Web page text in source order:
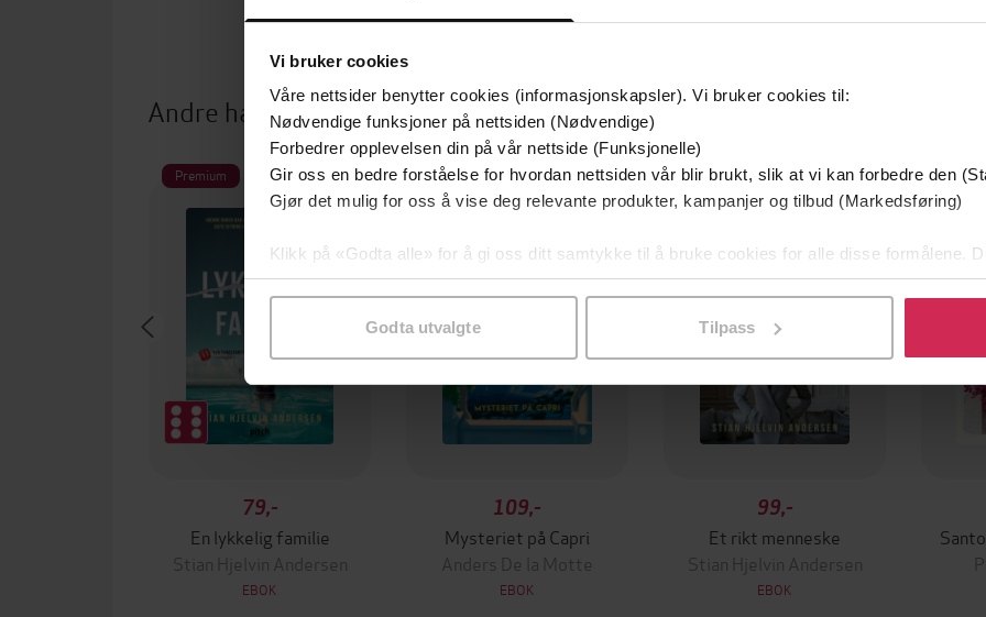
Vi bruker cookies
Våre nettsider benytter cookies (informasjonskapsler). Vi bruker cookies til:
Nødvendige funksjoner på nettsiden (Nødvendige)
Forbedrer opplevelsen din på vår nettside (Funksjonelle)
Gir oss en bedre forståelse for hvordan nettsiden vår blir brukt, slik at vi kan forbedre den
Gjør det mulig for oss å vise deg relevante produkter, kampanjer og tilbud (Markedsføring)
Klikk på «Godta alle» for å gi oss ditt samtykke til å bruke cookies for alle disse formålene.
samtykke til spesifikke formål ved å klikke på «Tilpass». Du kan når som helst trekke
Godta utvalgte Tilpass
Andre har også kjøpt
Premium
79,-
En lykkelig familie
Stian Hjelvin Andersen
EBOK
Første gang på tilbud
Vi anbefaler
109,-
Mysteriet på Capri
Anders De la Motte
EBOK
Premium
99,-
Et rikt menneske
Stian Hjelvin Andersen
EBOK